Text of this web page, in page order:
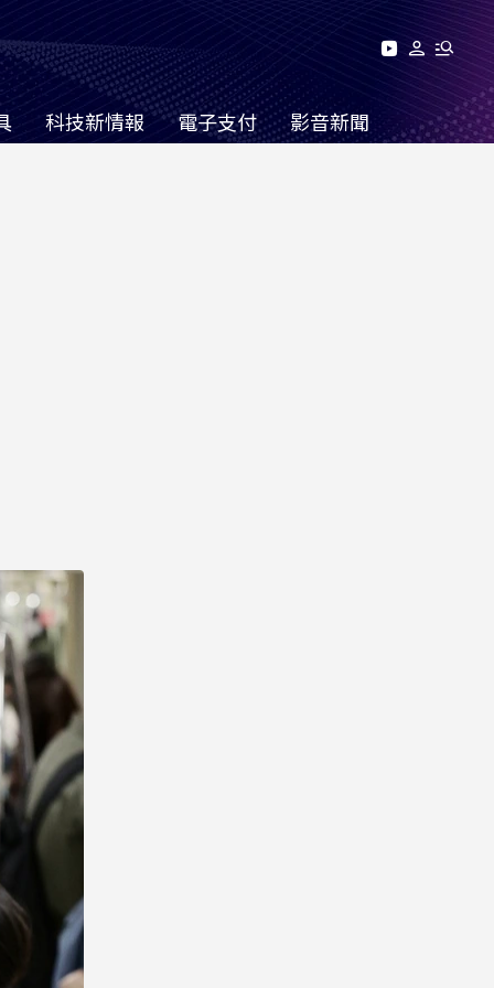
科技新情報 電子支付 影音新聞